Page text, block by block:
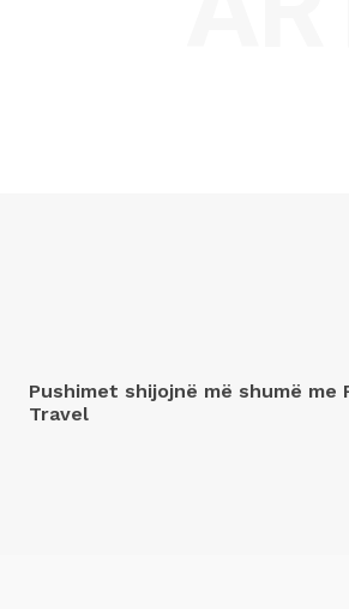
Pushimet shijojnë më shumë me
Travel